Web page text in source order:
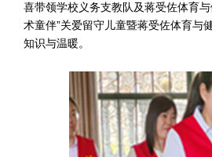
喜带领学校义务支教队及蒋受佐体育
术童伴”关爱留守儿童暨蒋受佐体育与
知识与温暖。